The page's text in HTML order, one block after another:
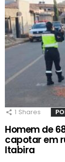
1 Shares
Homem de
capotar em
Itabira